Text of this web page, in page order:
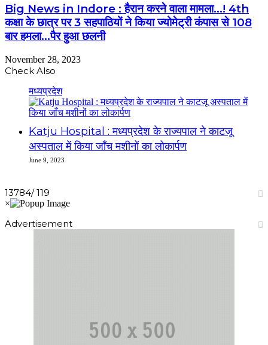
Big News in Indore : हैरान करने वाला मामला…! 4th
कक्षा के छात्र पर 3 सहपाठियों ने किया ज्योमेट्री कंपास से 108
बार हमला…पैर हुआ छलनी
November 28, 2023
Check Also
मध्यप्रदेश
Katju Hospital : मध्यप्रदेश के राज्यपाल ने काटजू
अस्पताल में किया जाँच मशीनों का लोकार्पण
June 9, 2023
13784/ 119
Advertisement